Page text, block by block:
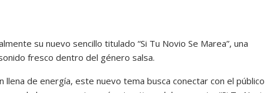
su nuevo sencillo titulado “Si Tu Novio Se Marea”, una
fresco dentro del género salsa.
llena de energía, este nuevo tema busca conectar con el público